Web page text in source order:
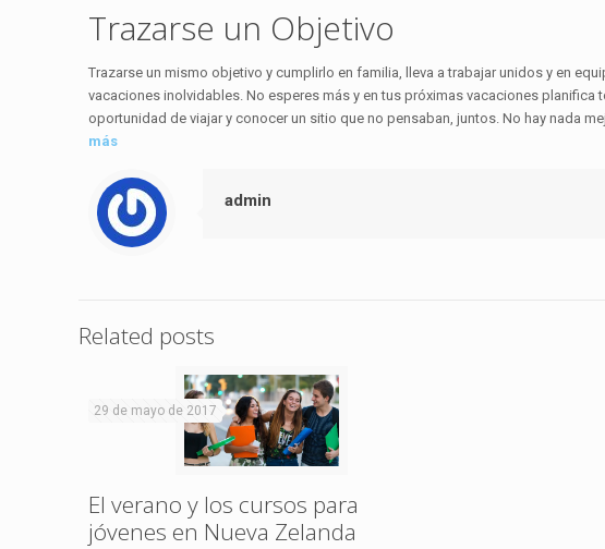
Trazarse un Objetivo
Trazarse un mismo objetivo y cumplirlo en familia, lleva a trabajar unidos y en
vacaciones inolvidables. No esperes más y en tus próximas vacaciones planifica
oportunidad de viajar y conocer un sitio que no pensaban, juntos. No hay nada
más
admin
Related posts
29 de mayo de 2017
El verano y los cursos para
jóvenes en Nueva Zelanda